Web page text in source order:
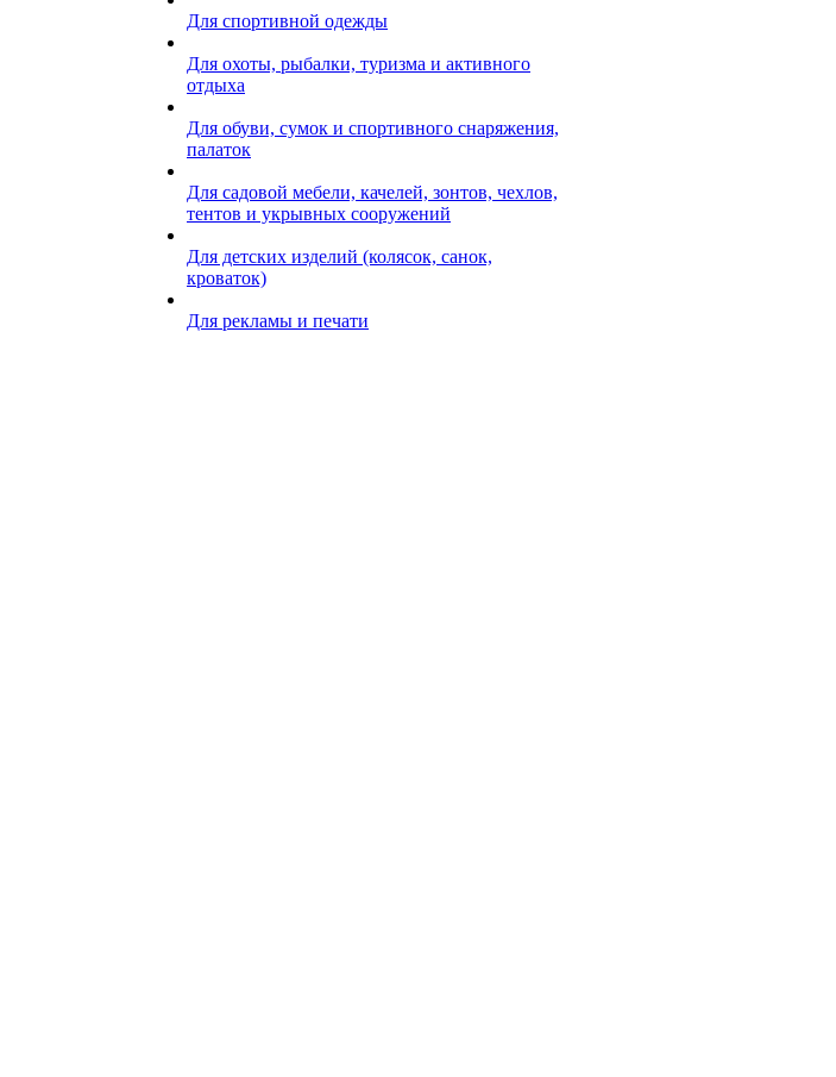
Для спортивной одежды
Для охоты, рыбалки, туризма и активного
отдыха
Для обуви, сумок и спортивного снаряжения,
палаток
Для садовой мебели, качелей, зонтов, чехлов,
тентов и укрывных сооружений
Для детских изделий (колясок, санок,
кроваток)
Для рекламы и печати